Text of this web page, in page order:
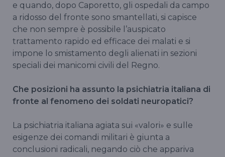
e quando, dopo Caporetto, gli ospedali da campo
a ridosso del fronte sono smantellati, si capisce
che non sempre è possibile l’auspicato
trattamento rapido ed efficace dei malati e si
impone lo smistamento degli alienati in sezioni
speciali dei manicomi civili del Regno.
Che posizioni ha assunto la psichiatria italiana di
fronte al fenomeno dei soldati neuropatici?
La psichiatria italiana agiata sui «valori» e sulle
esigenze dei comandi militari è giunta a
conclusioni radicali, negando ciò che appariva